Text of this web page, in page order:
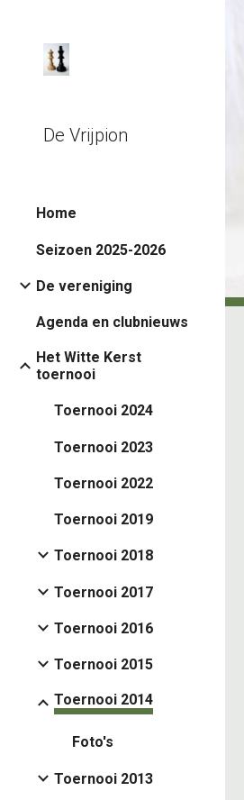
De Vrijpion
Home
Seizoen 2025-2026
De vereniging
Agenda en clubnieuws
Het Witte Kerst
toernooi
Toernooi 2024
Toernooi 2023
Toernooi 2022
Toernooi 2019
Toernooi 2018
Toernooi 2017
Toernooi 2016
Toernooi 2015
Toernooi 2014
Foto's
Toernooi 2013